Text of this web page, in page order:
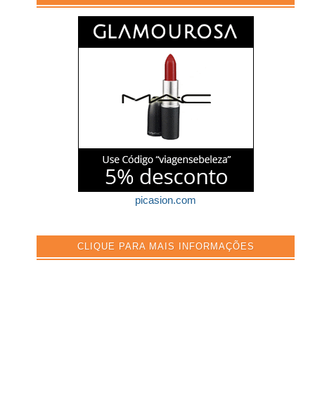
picasion.com
CLIQUE PARA MAIS INFORMAÇÕES